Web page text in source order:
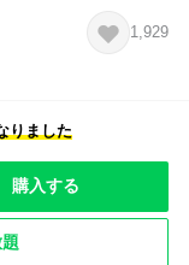
1,929
りました
購入する